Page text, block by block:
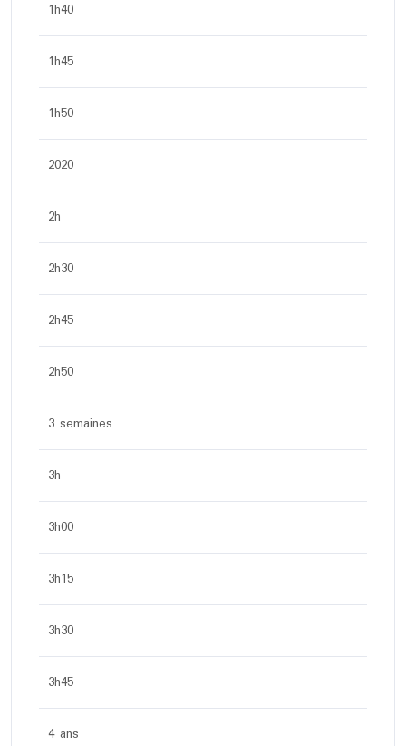
1h40
1h45
1h50
2020
2h
2h30
2h45
2h50
3 semaines
3h
3h00
3h15
3h30
3h45
4 ans